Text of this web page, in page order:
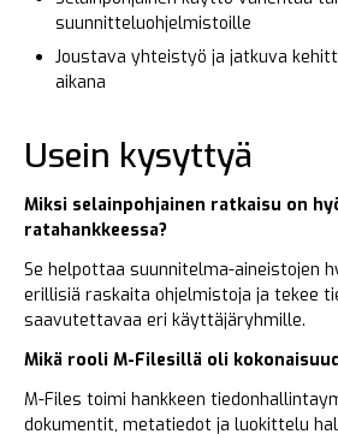
suunnitteluohjelmistoille
Joustava yhteistyö ja jatkuva
aikana
Usein kysyttyä
Miksi selainpohjainen ratkaisu on
ratahankkeessa?
Se helpottaa suunnitelma-aineistojen
erillisiä raskaita ohjelmistoja ja tekee
saavutettavaa eri käyttäjäryhmille.
Mikä rooli M-Filesillä oli
M-Files toimi hankkeen
dokumentit, metatiedot ja luokittelu